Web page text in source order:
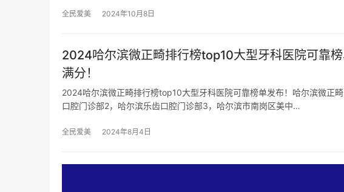
全民爱美 2024年10月8日
2024哈尔滨微正畸排行榜top10大型牙科医院可靠
满分！
2024哈尔滨微正畸排行榜top10大型牙科医院可靠榜单发布！哈尔滨微正
口腔门诊部2，哈尔滨乐齿口腔门诊部3，哈尔滨市南岗区美中…
全民爱美 2024年8月4日